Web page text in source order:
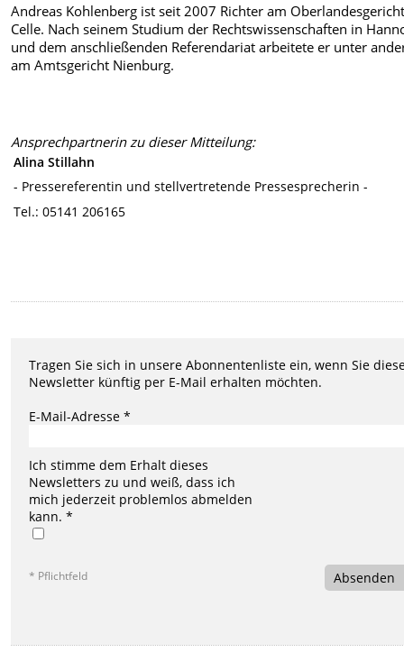
Andreas Kohlenberg ist seit 2007 Richter am
Celle. Nach seinem Studium der Rechtswissenschaften in
und dem anschließenden Referendariat arbeitete er unter
am Amtsgericht Nienburg.
Ansprechpartnerin zu dieser Mitteilung:
Alina Stillahn
- Pressereferentin und stellvertretende Pressesprecherin -
Tel.: 05141 206165
Tragen Sie sich in unsere Abonnentenliste ein, wenn Sie
Newsletter künftig per E-Mail erhalten möchten.
E-Mail-Adresse *
Ich stimme dem Erhalt dieses
Newsletters zu und weiß, dass ich
mich jederzeit problemlos abmelden
kann. *
* Pflichtfeld Absenden